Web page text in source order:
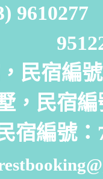
民宿編
，民宿
宿編號